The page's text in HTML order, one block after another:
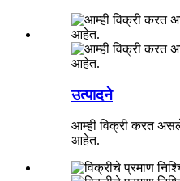
उत्पादने
आम्ही विक्री करत
आहेत.